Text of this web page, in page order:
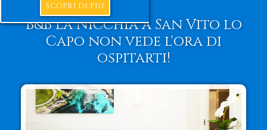
B&B La Nicchia a San Vito lo
Capo non vede l'ora di
ospitarti!
SCOPRI DI PIÙ